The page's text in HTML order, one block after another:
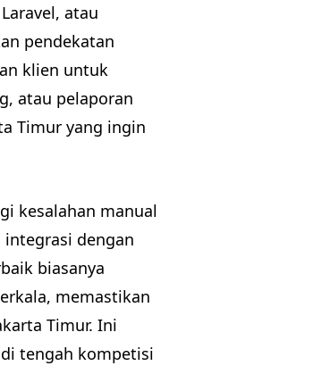
atau
pendekatan
klien untuk
atau pelaporan
Timur yang ingin
kesalahan manual
dengan
biasanya
memastikan
Timur. Ini
tengah kompetisi